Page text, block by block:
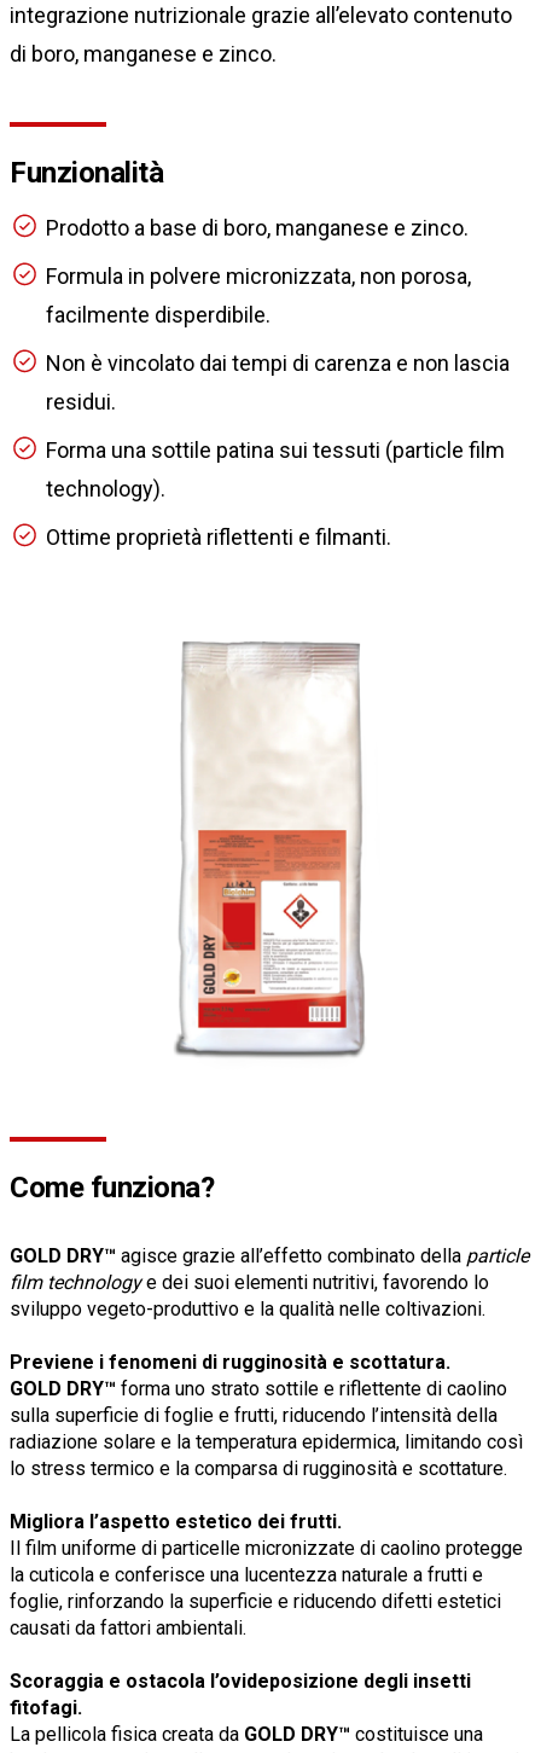
integrazione nutrizionale grazie all’elevato contenuto
di boro, manganese e zinco.
Funzionalità
Prodotto a base di boro, manganese e zinco.
Formula in polvere micronizzata, non porosa,
facilmente disperdibile.
Non è vincolato dai tempi di carenza e non lascia
residui.
Forma una sottile patina sui tessuti (particle film
technology).
Ottime proprietà riflettenti e filmanti.
Come funziona?
GOLD DRY™ agisce grazie all’effetto combinato della particle
film technologye dei suoi elementi nutritivi, favorendo lo
sviluppo vegeto-produttivo e la qualità nelle coltivazioni.
Previene i fenomeni di rugginosità e scottatura.
GOLD DRY™ forma uno strato sottile e riflettente di caolino
sulla superficie di foglie e frutti, riducendo l’intensità della
radiazione solare e la temperatura epidermica, limitando così
lo stress termico e la comparsa di rugginosità e scottature.
Migliora l’aspetto estetico dei frutti.
Il film uniforme di particelle micronizzate di caolino protegge
la cuticola e conferisce una lucentezza naturale a frutti e
foglie, rinforzando la superficie e riducendo difetti estetici
causati da fattori ambientali.
Scoraggia e ostacola l’ovideposizione degli insetti
fitofagi.
La pellicola fisica creata da GOLD DRY™ costituisce una